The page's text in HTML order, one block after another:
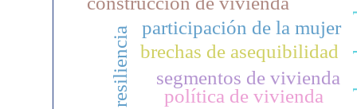
participación de la mujer
resiliencia brechas de asequibilidad
segmentos de vivienda
política de vivienda